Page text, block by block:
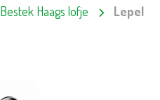
Bestek Haags lofje
Lepel